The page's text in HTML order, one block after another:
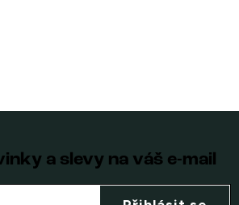
a slevy na váš e-mail